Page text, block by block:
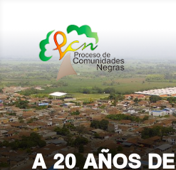
A 20 AÑOS